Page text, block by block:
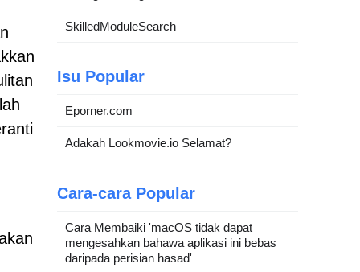
SkilledModuleSearch
Isu Popular
Eporner.com
Adakah Lookmovie.io Selamat?
Cara-cara Popular
Cara Membaiki 'macOS tidak dapat
mengesahkan bahawa aplikasi ini bebas
daripada perisian hasad'